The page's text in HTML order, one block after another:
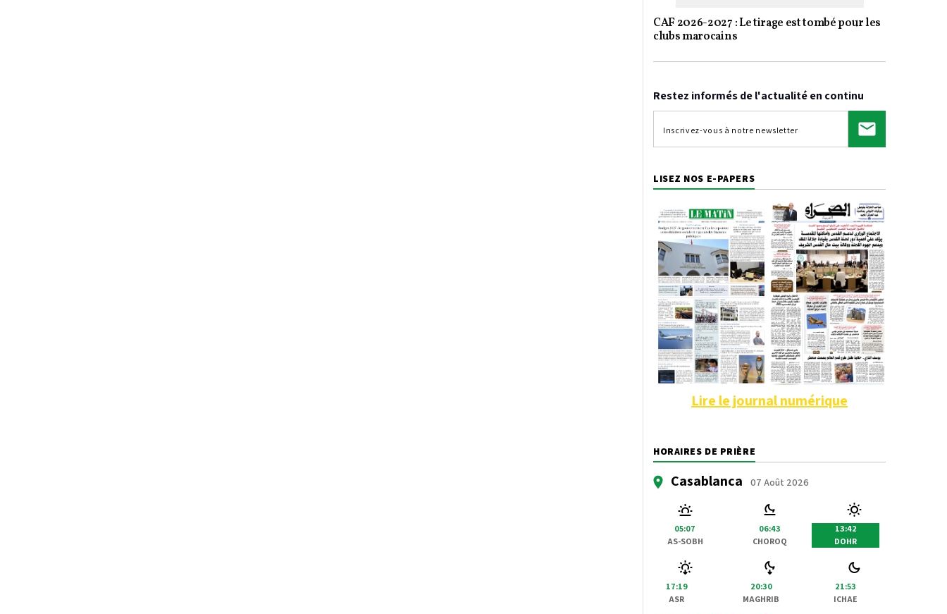
CAF 2026-2027 : Le tirage est tombé pour les
clubs marocains
Restez informés de l'actualité en continu
LISEZ NOS E-PAPERS
Lire le journal numérique
HORAIRES DE PRIÈRE
Casablanca 07 Août 2026
05:07
AS-SOBH
06:43
CHOROQ
13:42
DOHR
17:19
ASR
20:30
MAGHRIB
21:53
ICHAE